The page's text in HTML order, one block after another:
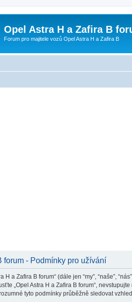
Opel Astra H a Zafira B
Forum pro majitele vozů Opel Astra H a Zafira B
forum - Podmínky pro užívání
H a Zafira B forum“ (dále jen “my”, “naše”,
„Opel Astra H a Zafira B forum“,
tyto podmínky průběžně sledovat